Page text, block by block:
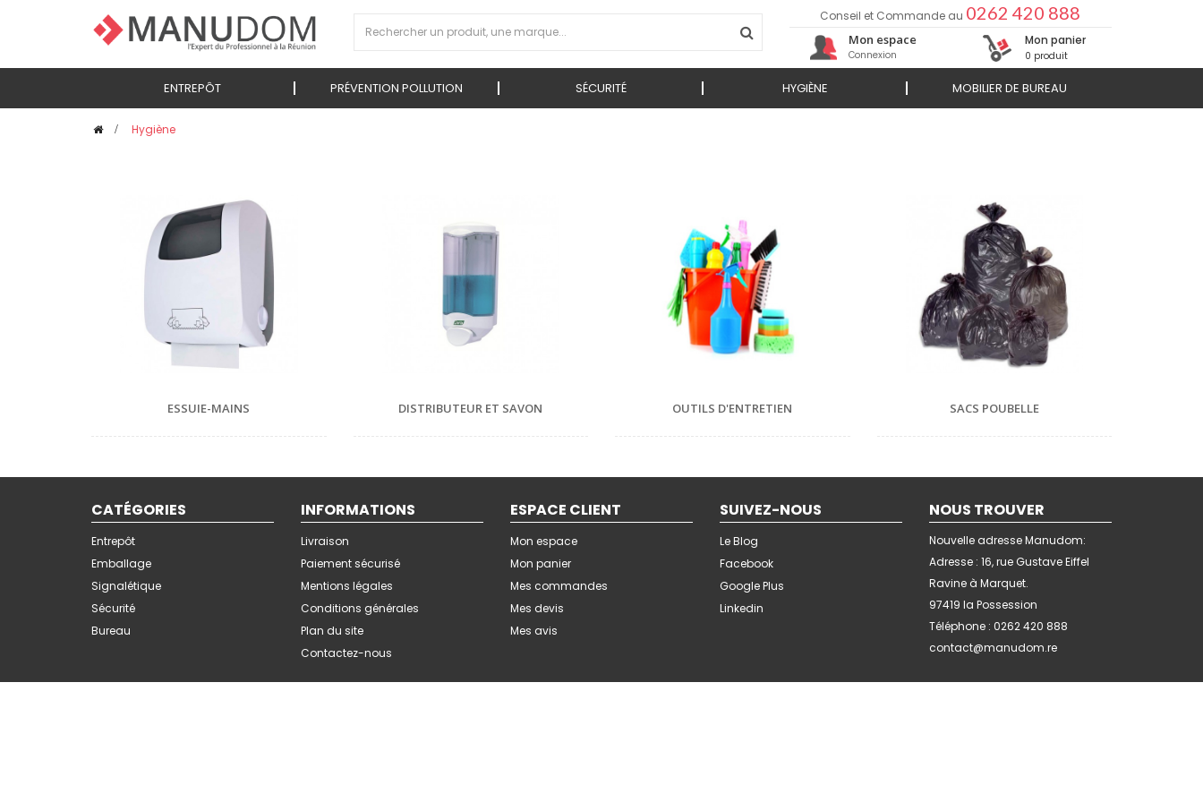
Conseil et Commande au 0262 420 888
Mon espace
Connexion
Mon panier
0 produit
ENTREPÔT PRÉVENTION POLLUTION SÉCURITÉ HYGIÈNE MOBILIER DE BUREAU
> Hygiène
ESSUIE-MAINS DISTRIBUTEUR ET SAVON OUTILS D'ENTRETIEN SACS POUBELLE
CATÉGORIES
Entrepôt
Emballage
Signalétique
Sécurité
Bureau
INFORMATIONS
Livraison
Paiement sécurisé
Mentions légales
Conditions générales
Plan du site
Contactez-nous
ESPACE CLIENT
Mon espace
Mon panier
Mes commandes
Mes devis
Mes avis
SUIVEZ-NOUS
Le Blog
Facebook
Google Plus
Linkedin
NOUS TROUVER
Nouvelle adresse Manudom:
Adresse : 16, rue Gustave Eiffel
Ravine à Marquet.
97419 la Possession
Téléphone : 0262 420 888
contact@manudom.re